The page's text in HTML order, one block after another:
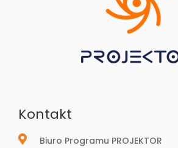
Kontakt
Biuro Programu PROJEKTOR